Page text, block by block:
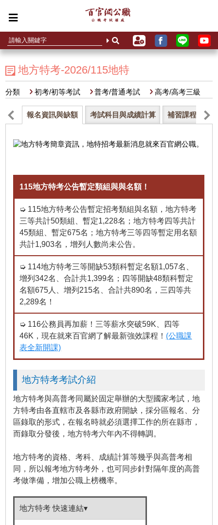
地方特考-2026/115地特
分類 初考/初等考試 普考/普通考試 高考/高考三級
報名資訊與缺額 考試科目與成績計算 補習課程介紹
115地方特考公告暫定類組與與名額！
➭ 115地方特考公告暫定招考類組與名額，地方特考
三等共計50類組、暫定1,228名；地方特考四等共計
45類組、暫定675名；地方特考三等四等暫定用名額
共計1,903名，增列人數尚未公告。
➭ 114地方特考三等開缺53類科暫定名額1,057名、
增列342名、合計共1,399名；四等開缺48類科暫定
名額675人、增列215名、合計共890名，三四等共
2,289名！
➭ 116公務員再加薪！三等薪水突破59K、四等
46K，現在就來百官網了解最新強效課程！ (公職課
表全新開課)
地方特考考試介紹
地方特考與高普考同屬於固定舉辦的大型國家考試，地
方特考由各直轄市及各縣市政府開缺，採分區報名、分
區錄取的形式，在報名時就必須選擇工作的所在縣市，
而錄取分發後，地方特考六年內不得轉調。
地方特考的資格、考科、成績計算等幾乎與高普考相
同，所以報考地方特考外，也可同步針對隔年度的高普
考做準備，增加公職上榜機率。
地方特考 快速連結▾